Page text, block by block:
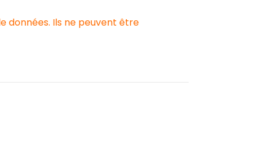
données. Ils ne peuvent être